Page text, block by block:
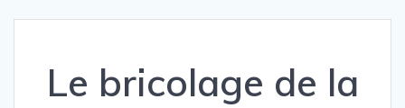
Le bricolage de la